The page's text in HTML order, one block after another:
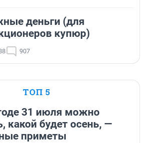
деньги (для
купюр)
907
ТОП 5
31 июля можно
какой будет осень, —
приметы